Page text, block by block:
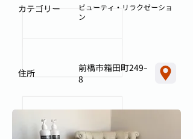
ビューティ・リラクゼーショ
ン
カテゴリー
前橋市箱田町249-
8
住所